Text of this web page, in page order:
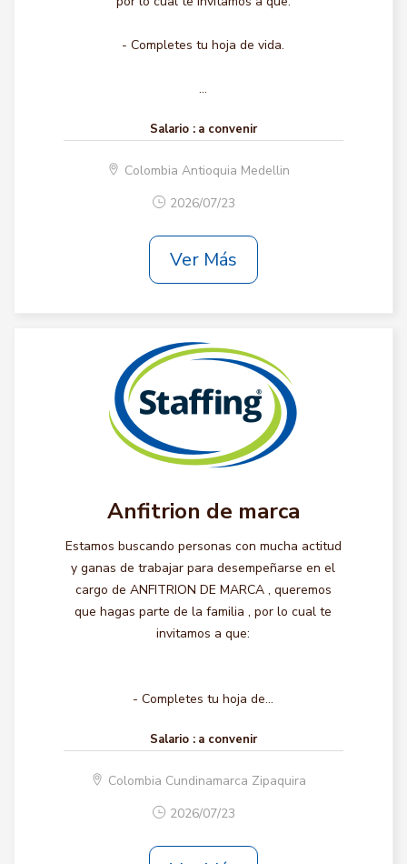
- Completes tu hoja de vida.
...
Salario : a convenir
Colombia Antioquia Medellin
2026/07/23
Ver Más
Anfitrion de marca
Estamos buscando personas con mucha actitud
y ganas de trabajar para desempeñarse en el
cargo de ANFITRION DE MARCA , queremos
que hagas parte de la familia , por lo cual te
invitamos a que:
- Completes tu hoja de...
Salario : a convenir
Colombia Cundinamarca Zipaquira
2026/07/23